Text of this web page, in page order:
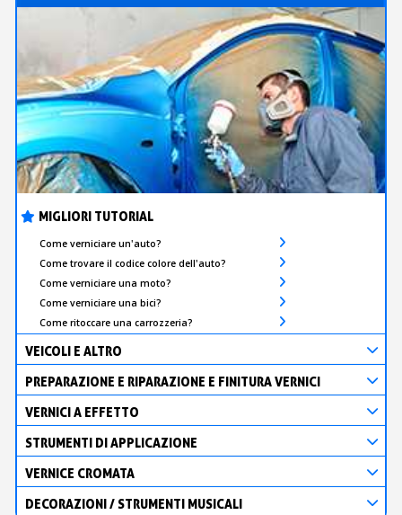
MIGLIORI TUTORIAL
Come verniciare un'auto?
Come trovare il codice colore dell'auto?
Come verniciare una moto?
Come verniciare una bici?
Come ritoccare una carrozzeria?
VEICOLI E ALTRO
PREPARAZIONE E RIPARAZIONE E FINITURA VERNICI
VERNICI A EFFETTO
STRUMENTI DI APPLICAZIONE
VERNICE CROMATA
DECORAZIONI / STRUMENTI MUSICALI